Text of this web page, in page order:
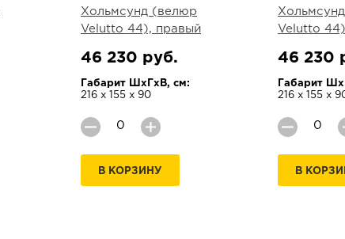
Хольмсунд (велюр
Velutto 44), правый
46 230 руб.
Габарит ШхГхВ, см:
216 х 155 х 90
В КОРЗИНУ
Velutto
46 230
Габарит
216 х 155 х
В